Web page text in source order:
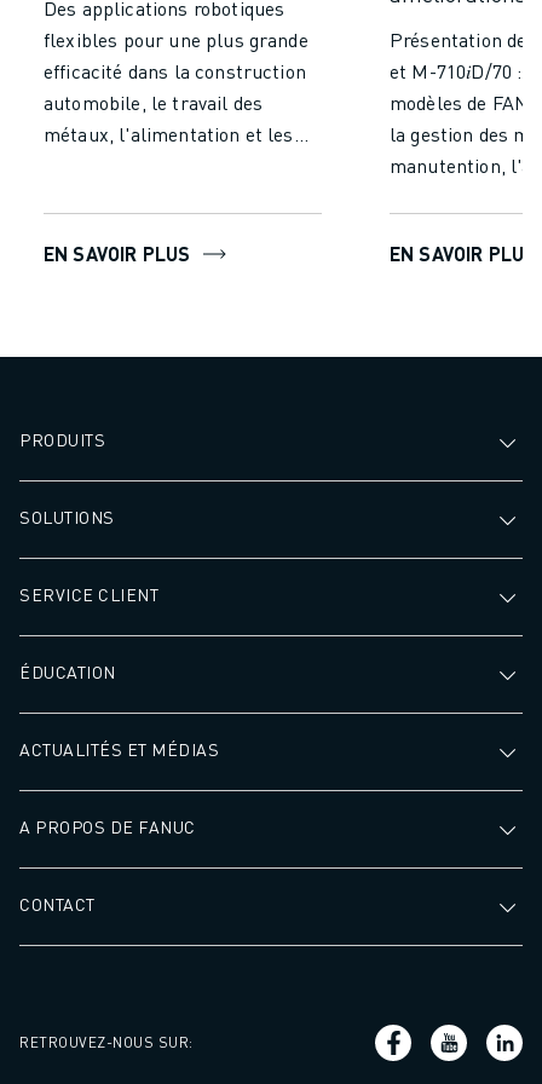
FORMATION ET ÉDUCATION
FANUC ACADEMY
SOLUTIONS POUR LES INDUSTRIES
SOLUTIONS POUR L'ÉDUCATION
WORLDSKILLS ET JEUNES TALENTS
EVÉNEMENTS
A PROPOS DE FANUC
DÉVELOPPEMENT DURABLE
CARRIÈRE
FAÇONNEZ VOTRE AVENIR AVEC FANUC
CONTACT
LOCALISATION DES SITES
IMPRESSION
Des applications robotiques
flexibles pour une plus grande
efficacité dans la construction
automobile, le travail des
métaux, l'alimentation et les
EN SAVOIR PLUS
Présentation des
et M-710𝑖D/70 :
modèles de
la gestion des
manutention,
EN SAVOIR PLUS
PRODUITS
SOLUTIONS
SERVICE CLIENT
ÉDUCATION
ACTUALITÉS ET MÉDIAS
A PROPOS DE FANUC
CONTACT
RETROUVEZ-NOUS SUR: